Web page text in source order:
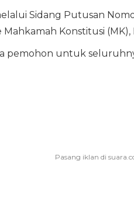
Sidang Putusan
Konstitusi (MK),
pemohon untuk